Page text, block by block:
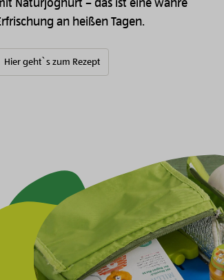
Naturjoghurt – das ist eine wahre
an heißen Tagen.
Hier geht`s zum Rezept